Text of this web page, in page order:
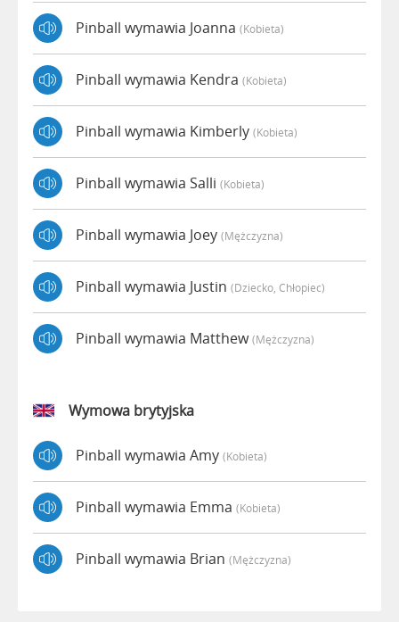
Pinball wymawia Joanna (kobieta)
Pinball wymawia Kendra (kobieta)
Pinball wymawia Kimberly (kobieta)
Pinball wymawia Salli (kobieta)
Pinball wymawia Joey (mężczyzna)
Pinball wymawia Justin (dziecko, Chłopiec)
Pinball wymawia Matthew(mężczyzna)
Wymowa brytyjska
Pinball wymawia Amy (kobieta)
Pinball wymawia Emma (kobieta)
Pinball wymawia Brian (mężczyzna)